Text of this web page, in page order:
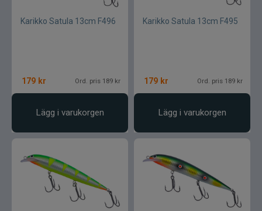
Karikko Satula 13cm F496
179 kr Ord. pris 189 kr
Lägg i varukorgen
Karikko Satula 13cm F495
179 kr Ord. pris 189 kr
Lägg i varukorgen